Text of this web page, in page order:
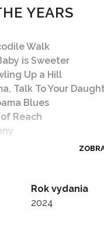
YEARS
Walk
is Sweeter
Up a Hill
Talk To Your
Blues
Reach
Funeral and My Trial
(Part 1)
Step Forward
Rok vydania
2024